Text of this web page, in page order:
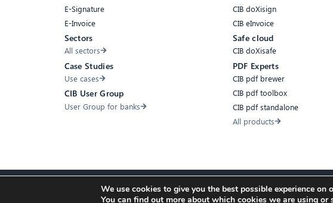
E-Signature
E-Invoice
Sectors
All sectors
Case Studies
Use cases
CIB User Group
User Group for banks
CIB doXisign
CIB eInvoice
Safe cloud
CIB doXisafe
PDF Experts
CIB pdf brewer
CIB pdf toolbox
CIB pdf standalone
All products
Compliance Cookies Privacy Policy Imprint
We use cookies to give you the best possible experience on
You can find out more about which cookies we are using